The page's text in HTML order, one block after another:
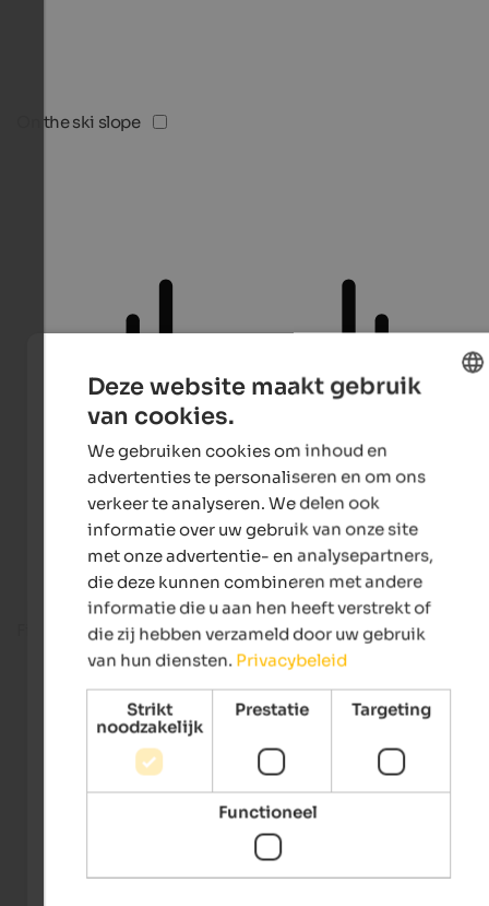
On the ski slope
Fitness room
Deze website maakt gebruik
van cookies.
We gebruiken cookies om inhoud en
advertenties te personaliseren en om ons
verkeer te analyseren. We delen ook
informatie over uw gebruik van onze site
met onze advertentie- en analysepartners,
die deze kunnen combineren met andere
informatie die u aan hen heeft verstrekt of
die zij hebben verzameld door uw gebruik
van hun diensten. Privacybeleid
Strikt
noodzakelijk
Prestatie Targeting
Functioneel